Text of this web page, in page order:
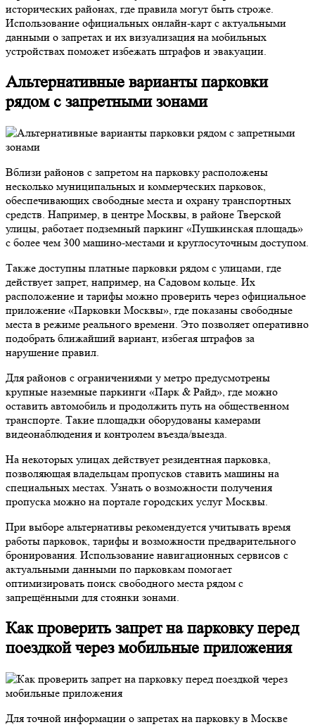
исторических районах, где правила могут быть строже.
Использование официальных онлайн-карт с актуальными
данными о запретах и их визуализация на мобильных
устройствах поможет избежать штрафов и эвакуации.
Альтернативные варианты парковки
рядом с запретными зонами
Вблизи районов с запретом на парковку расположены
несколько муниципальных и коммерческих парковок,
обеспечивающих свободные места и охрану транспортных
средств. Например, в центре Москвы, в районе Тверской
улицы, работает подземный паркинг «Пушкинская площадь»
с более чем 300 машино-местами и круглосуточным доступом.
Также доступны платные парковки рядом с улицами, где
действует запрет, например, на Садовом кольце. Их
расположение и тарифы можно проверить через официальное
приложение «Парковки Москвы», где показаны свободные
места в режиме реального времени. Это позволяет оперативно
подобрать ближайший вариант, избегая штрафов за
нарушение правил.
Для районов с ограничениями у метро предусмотрены
крупные наземные паркинги «Парк & Райд», где можно
оставить автомобиль и продолжить путь на общественном
транспорте. Такие площадки оборудованы камерами
видеонаблюдения и контролем въезда/выезда.
На некоторых улицах действует резидентная парковка,
позволяющая владельцам пропусков ставить машины на
специальных местах. Узнать о возможности получения
пропуска можно на портале городских услуг Москвы.
При выборе альтернативы рекомендуется учитывать время
работы парковок, тарифы и возможности предварительного
бронирования. Использование навигационных сервисов с
актуальными данными по парковкам помогает
оптимизировать поиск свободного места рядом с
запрещёнными для стоянки зонами.
Как проверить запрет на парковку перед
поездкой через мобильные приложения
Для точной информации о запретах на парковку в Москве